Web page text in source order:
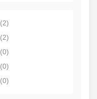
(2)
(2)
(0)
(0)
(0)